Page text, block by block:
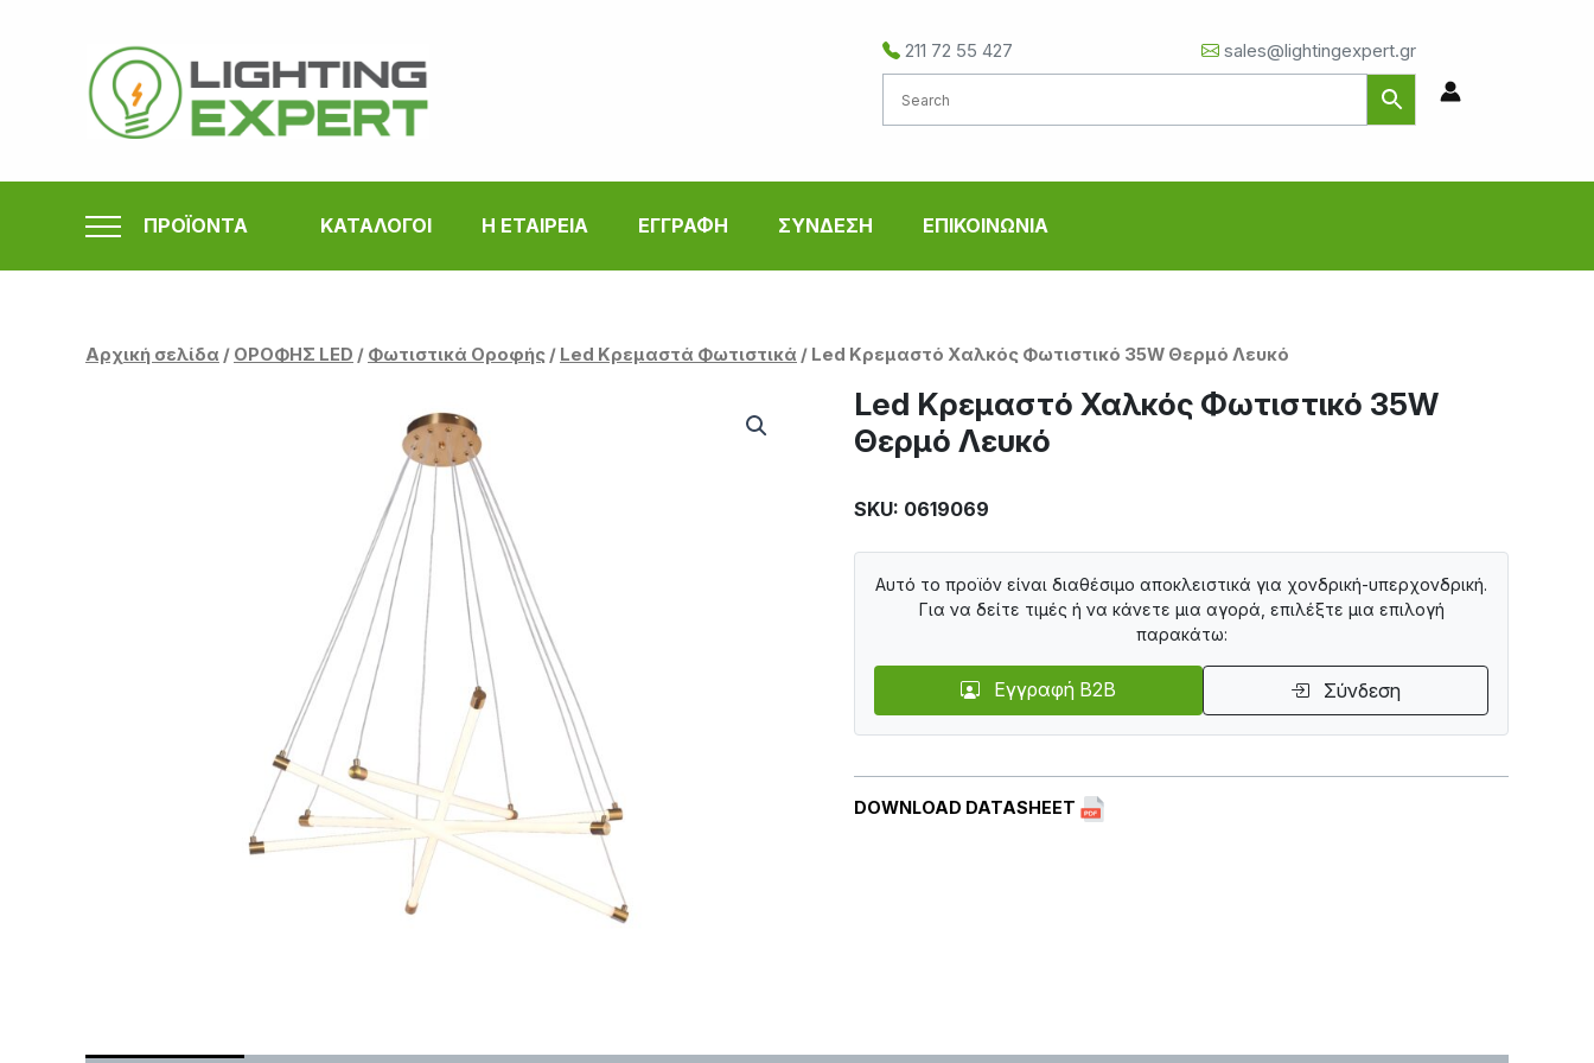
περιεχόμενο
211 72 55 427 sales@lightingexpert.gr
ΠΡΟΪΟΝΤΑ ΚΑΤΑΛΟΓΟΙ Η ΕΤΑΙΡΕΙΑ ΕΓΓΡΑΦΗ ΣΥΝΔΕΣΗ ΕΠΙΚΟΙΝΩΝΙΑ
Αρχική σελίδα / ΟΡΟΦΗΣ LED / Φωτιστικά Οροφής / Led Κρεμαστά Φωτιστικά / Led Κρεμαστό Χαλκός Φωτιστικό 35W Θερμό Λευκό
Led Κρεμαστό Χαλκός Φωτιστικό 35W
Θερμό Λευκό
SKU: 0619069
DOWNLOAD DATASHEET
Αυτό το προϊόν είναι διαθέσιμο αποκλειστικά για χονδρική-υπερχονδρική.
Για να δείτε τιμές ή να κάνετε μια αγορά, επιλέξτε μια επιλογή
παρακάτω:
Εγγραφή B2B Σύνδεση